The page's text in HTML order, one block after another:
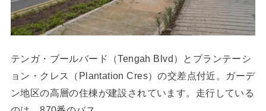
テンガ・ブールバード（Tengah Blvd）とプランテーシ
ョン・クレス（Plantation Cres）の交差点付近。ガーデ
ン地区の高層の住棟が建設されています。走行している